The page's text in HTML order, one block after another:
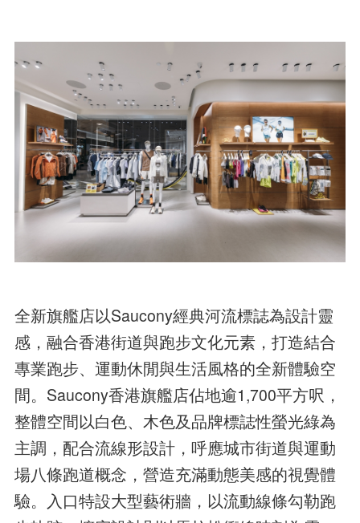
全新旗艦店以Saucony經典河流標誌為設計靈
感，融合香港街道與跑步文化元素，打造結合
專業跑步、運動休閒與生活風格的全新體驗空
間。Saucony香港旗艦店佔地逾1,700平方呎，
整體空間以白色、木色及品牌標誌性螢光綠為
主調，配合流線形設計，呼應城市街道與運動
場八條跑道概念，營造充滿動態美感的視覺體
驗。入口特設大型藝術牆，以流動線條勾勒跑